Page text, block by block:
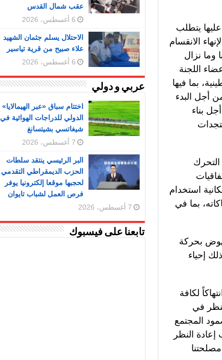
يتطلب
الانقسام
وما نزال
اللجنة
بما فيها
أجل البدء
بناء
التحرك
استخدام
بما في
بحركة
إحياء
لكافة
في
المجتمع
النظر
عقب شمال القدس
6 أغسطس، 2026
الاحتلال يسلم جثمان الشهيد
علاء صبيح من قرية تياسير
6 أغسطس، 2026
عربي و دولي
اختتام سباق «عبر الهيمالايا»
الدولي للدراجات الهوائية في
شيغاتسي بشيتسانغ
7 أغسطس، 2026
البر الرئيسي ينتقد سلطات
الحزب الديمقراطي التقدمي
لحجبها موقعا إلكترونيا يوفر
فرص العمل لشباب تايوان
7 أغسطس، 2026
تابعنا على فيسبوك